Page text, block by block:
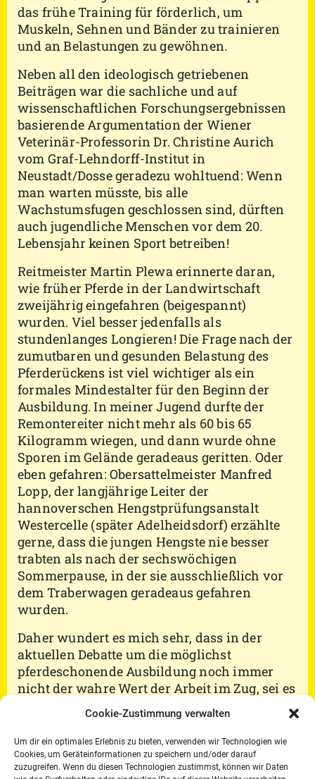
Cookie-Zustimmung verwalten
Um dir ein optimales Erlebnis zu bieten, verwenden wir Technologien wie
Cookies, um Geräteinformationen zu speichern und/oder darauf
zuzugreifen. Wenn du diesen Technologien zustimmst, können wir Daten
das frühe Training für förderlich, um
Muskeln, Sehnen und Bänder zu trainieren
und an Belastungen zu gewöhnen.
Neben all den ideologisch getriebenen
Beiträgen war die sachliche und auf
wissenschaftlichen Forschungsergebnissen
basierende Argumentation der Wiener
Veterinär-Professorin Dr. Christine Aurich
vom Graf-Lehndorff-Institut in
Neustadt/Dosse geradezu wohltuend: Wenn
man warten müsste, bis alle
Wachstumsfugen geschlossen sind, dürften
auch jugendliche Menschen vor dem 20.
Lebensjahr keinen Sport betreiben!
Reitmeister Martin Plewa erinnerte daran,
wie früher Pferde in der Landwirtschaft
zweijährig eingefahren (beigespannt)
wurden. Viel besser jedenfalls als
stundenlanges Longieren! Die Frage nach der
zumutbaren und gesunden Belastung des
Pferderückens ist viel wichtiger als ein
formales Mindestalter für den Beginn der
Ausbildung. In meiner Jugend durfte der
Remontereiter nicht mehr als 60 bis 65
Kilogramm wiegen, und dann wurde ohne
Sporen im Gelände geradeaus geritten. Oder
eben gefahren: Obersattelmeister Manfred
Lopp, der langjährige Leiter der
hannoverschen Hengstprüfungsanstalt
Westercelle (später Adelheidsdorf) erzählte
gerne, dass die jungen Hengste nie besser
trabten als nach der sechswöchigen
Sommerpause, in der sie ausschließlich vor
dem Traberwagen geradeaus gefahren
wurden.
Daher wundert es mich sehr, dass in der
aktuellen Debatte um die möglichst
pferdeschonende Ausbildung noch immer
nicht der wahre Wert der Arbeit im Zug, sei es
vor der Schleppe oder vor dem leichten
Wagen, erkannt und thematisiert wird. Ohne
Belastung im Rücken die gesamte
Muskulatur, die Sehnen und Bänder zu
kräftigen sowie Herz und Lunge zu trainieren